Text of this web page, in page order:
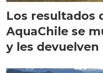
Los resultados
AquaChile se
y les devuelven